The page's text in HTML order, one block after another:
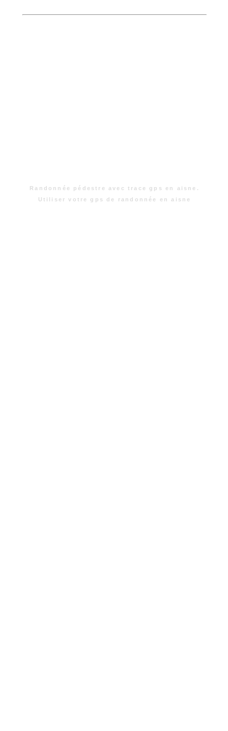
Randonnée pédestre avec trace gps en aisne.
Utiliser votre gps de randonnée en aisne